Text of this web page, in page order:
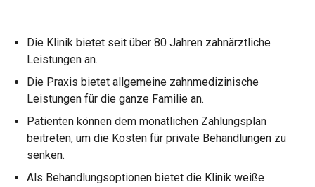
Die Klinik bietet seit über 80 Jahren zahnärztliche
Leistungen an.
Die Praxis bietet allgemeine zahnmedizinische
Leistungen für die ganze Familie an.
Patienten können dem monatlichen Zahlungsplan
beitreten, um die Kosten für private Behandlungen zu
senken.
Als Behandlungsoptionen bietet die Klinik weiße